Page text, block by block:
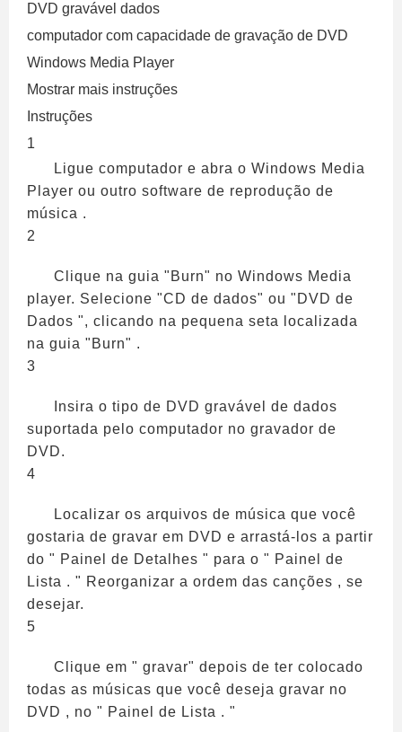
DVD gravável dados
computador com capacidade de gravação de DVD
Windows Media Player
Mostrar mais instruções
Instruções
1
Ligue computador e abra o Windows Media
Player ou outro software de reprodução de
música .
2
Clique na guia "Burn" no Windows Media
player. Selecione "CD de dados" ou "DVD de
Dados ", clicando na pequena seta localizada
na guia "Burn" .
3
Insira o tipo de DVD gravável de dados
suportada pelo computador no gravador de
DVD.
4
Localizar os arquivos de música que você
gostaria de gravar em DVD e arrastá-los a partir
do " Painel de Detalhes " para o " Painel de
Lista . " Reorganizar a ordem das canções , se
desejar.
5
Clique em " gravar" depois de ter colocado
todas as músicas que você deseja gravar no
DVD , no " Painel de Lista . "